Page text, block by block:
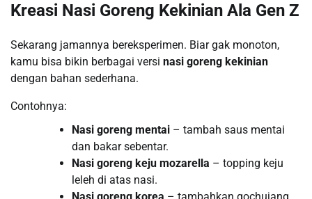
Kreasi Nasi Goreng Kekinian Ala Gen Z
Sekarang jamannya bereksperimen. Biar gak monoton,
kamu bisa bikin berbagai versi nasi goreng kekinian
dengan bahan sederhana.
Contohnya:
Nasi goreng mentai – tambah saus mentai
dan bakar sebentar.
Nasi goreng keju mozarella – topping keju
leleh di atas nasi.